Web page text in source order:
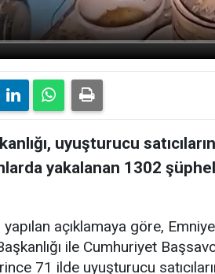
uyuşturucu
yakalanan 1302
yapılan açıklamaya göre,
ile Cumhuriyet
71 ilde uyuşturucu